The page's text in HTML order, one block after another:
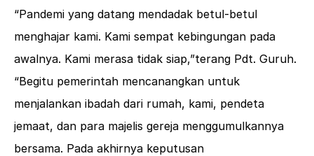
“Pandemi yang datang mendadak betul-betul
menghajar kami. Kami sempat kebingungan pada
awalnya. Kami merasa tidak siap,”terang Pdt. Guruh.
“Begitu pemerintah mencanangkan untuk
menjalankan ibadah dari rumah, kami, pendeta
jemaat, dan para majelis gereja menggumulkannya
bersama. Pada akhirnya keputusan